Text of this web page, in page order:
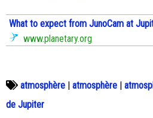
What to expect from JunoCam at
www.planetary.org
atmosphère | atmosphère |
de Jupiter